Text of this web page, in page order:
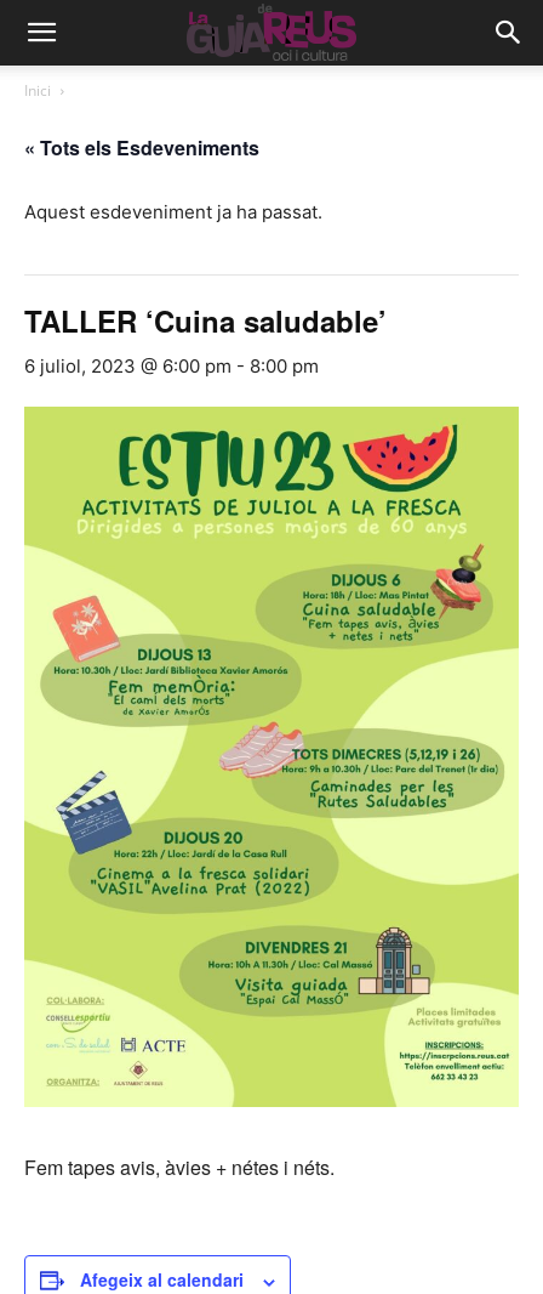
Inici
« Tots els Esdeveniments
Aquest esdeveniment ja ha passat.
TALLER ‘Cuina saludable’
6 juliol, 2023 @ 6:00 pm - 8:00 pm
Fem tapes avis, àvies + nétes i néts.
Afegeix al calendari